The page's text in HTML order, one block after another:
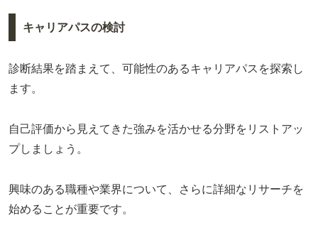
キャリアパスの検討
診断結果を踏まえて、可能性のあるキャリアパスを探索し
ます。
自己評価から見えてきた強みを活かせる分野をリストアッ
プしましょう。
興味のある職種や業界について、さらに詳細なリサーチを
始めることが重要です。